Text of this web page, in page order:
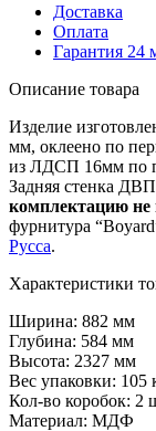
Доставка
Оплата
Гарантия 24
Описание товара
Изделие
мм, оклеено по
из ЛДСП 16мм по
Задняя стенка
комплектацию не
фурнитура
Русса.
Характеристики
Ширина: 882 мм
Глубина: 584 мм
Высота: 2327 мм
Вес упаковки: 105
Кол-во коробок: 2
Материал: МДФ